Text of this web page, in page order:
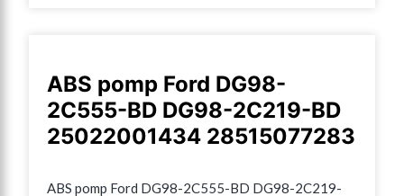
ABS pomp Ford DG98-
2C555-BD DG98-2C219-BD
25022001434 28515077283
ABS pomp Ford DG98-2C555-BD DG98-2C219-